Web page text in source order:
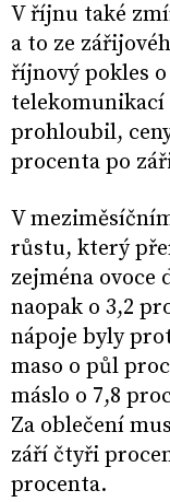
V říjnu také
a to ze
říjnový pokles
telekomunikací
prohloubil,
procenta po
V
růstu, který
zejména ovoce
naopak o 3,2
nápoje byly
maso o půl
máslo o 7,8
Za oblečení
září čtyři
procenta.